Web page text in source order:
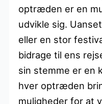
optræden er en
udvikle sig.
eller en stor
bidrage til ens
sin stemme er en
hver optræden
muligheder for at